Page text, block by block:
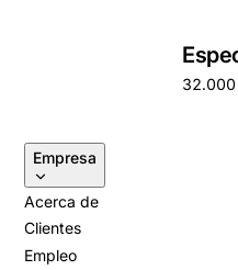
Empresa
Acerca de
Clientes
Empleo